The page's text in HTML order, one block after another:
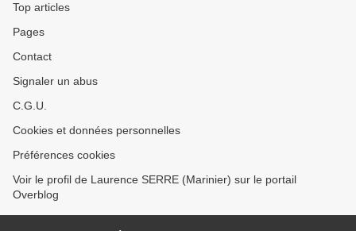
Top articles
Pages
Contact
Signaler un abus
C.G.U.
Cookies et données personnelles
Préférences cookies
Voir le profil de Laurence SERRE (Marinier) sur le portail
Overblog